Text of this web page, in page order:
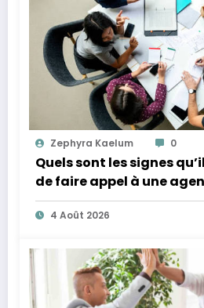
Zephyra Kaelum 0
Quels sont les signes
de faire appel à une
Lyon ?
4 Août 2026